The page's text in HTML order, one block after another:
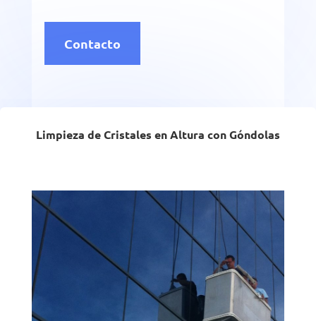
Contacto
Limpieza de Cristales en Altura con Góndolas